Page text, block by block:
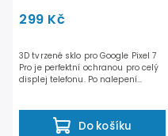
299 Kč
Do košíku
3D tvrzené sklo pro Google Pixel 7
Pro je perfektní ochranou pro celý
displej telefonu. Po nalepení...